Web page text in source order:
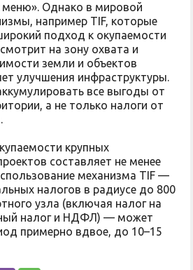
меню». Однако в мировой
например TIF, которые
подход к окупаемости
на зону охвата и
земли и объектов
улучшения инфраструктуры.
все выгоды от
а не только налоги от
крупных
составляет не менее
механизма TIF —
налогов в радиусе до 800
узла (включая налог на
налог и НДФЛ) — может
примерно вдвое, до 10–15